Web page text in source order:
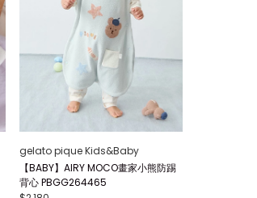
gelato pique Kids&Baby
【BABY】AIRY MOCO畫家小熊防踢
背心 PBGG264465